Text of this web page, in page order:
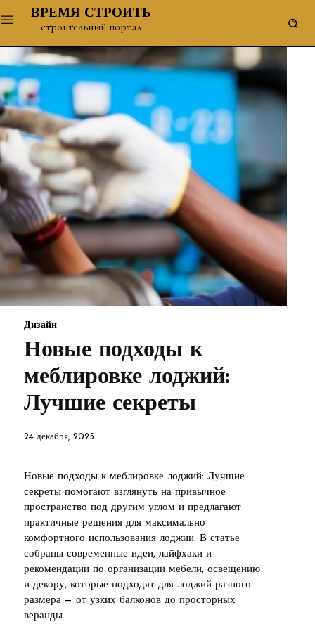
ВРЕМЯ СТРОИТЬ
строительный портал
Дизайн
Новые подходы к
меблировке лоджий:
Лучшие секреты
24 декабря, 2025
Новые подходы к меблировке лоджий: Лучшие
секреты помогают взглянуть на привычное
пространство под другим углом и предлагают
практичные решения для максимально
комфортного использования лоджии. В статье
собраны современные идеи, лайфхаки и
рекомендации по организации мебели, освещению
и декору, которые подходят для лоджий разного
размера — от узких балконов до просторных
веранды.